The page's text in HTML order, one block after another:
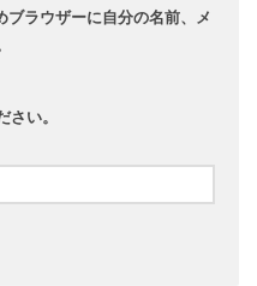
ブラウザーに自分の名前、メ
さい。